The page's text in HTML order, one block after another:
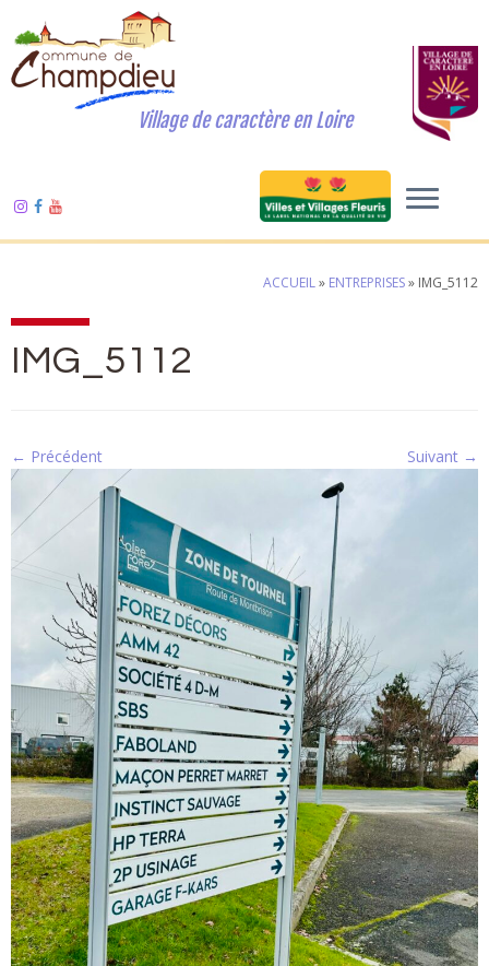
Village de caractère en Loire
ACCUEIL» ENTREPRISES» IMG_5112
IMG_5112
← Précédent Suivant →